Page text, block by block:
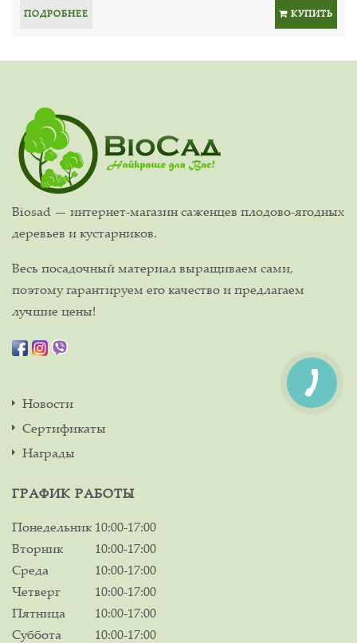
ПОДРОБНЕЕ КУПИТЬ
Biosad — интернет-магазин саженцев плодово-ягодных
деревьев и кустарников.
Весь посадочный материал выращиваем сами,
поэтому гарантируем его качество и предлагаем
лучшие цены!
Новости
Сертификаты
Награды
ГРАФИК РАБОТЫ
Понедельник 10:00-17:00
Вторник
10:00-17:00
Среда
10:00-17:00
Четверг
10:00-17:00
Пятница
10:00-17:00
Суббота
10:00-17:00